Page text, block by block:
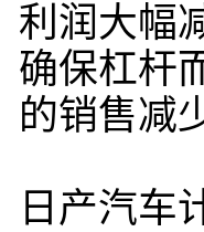
利润大幅
确保杠杆
的销售减
日产汽车